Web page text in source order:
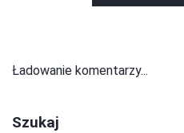
Ładowanie komentarzy...
Szukaj